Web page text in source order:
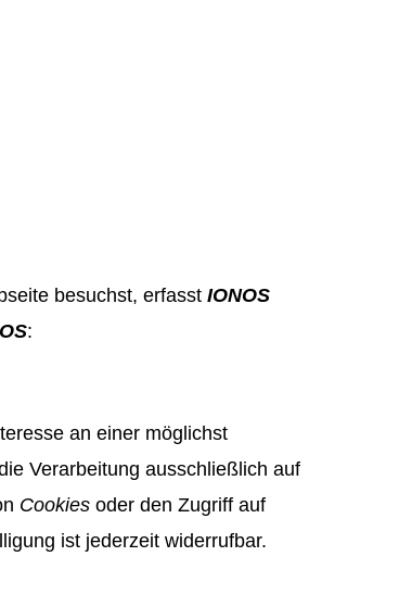
besuchst, erfasstIONOS
:
an einer möglichst
Verarbeitung ausschließlich auf
Cookies oder den Zugriff auf
ist jederzeit widerrufbar.